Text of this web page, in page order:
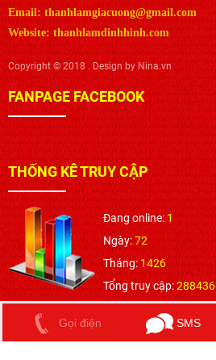
Email: thanhlamgiacuong@gmail.com
Website: thanhlamdinhhinh.com
Copyright © 2018 . Design by Nina.vn
FANPAGE FACEBOOK
THỐNG KÊ TRUY CẬP
Đang online: 1
Ngày:72
Tháng: 1426
Tổng truy cập:288436
Gọi điện SMS